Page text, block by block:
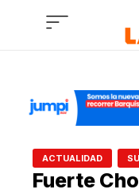
ACTUALIDAD
Fuerte